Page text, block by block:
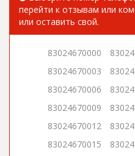
перейти к отзывам или
или оставить свой.
83024670000
83024670003
83024670006
83024670009
83024670012
83024670015